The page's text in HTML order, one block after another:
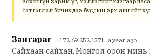
сэтгэгдэл бичихдээ бусдын эрх ашгийг
Зангараг [172.69.252.157] a year ago
Сайхаан сайхан, Монгол орон минь